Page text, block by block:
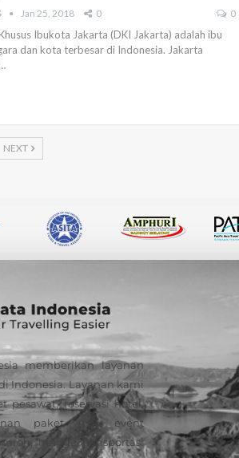
Jan 25, 2018 0 0
Ibukota Jakarta (DKI Jakarta) adalah ibu
dan kota terbesar di Indonesia. Jakarta
NEXT
memberikan layanan
Indonesia. Layanan kami
reservasi hotel,
paket tour, event
hingga transportasi